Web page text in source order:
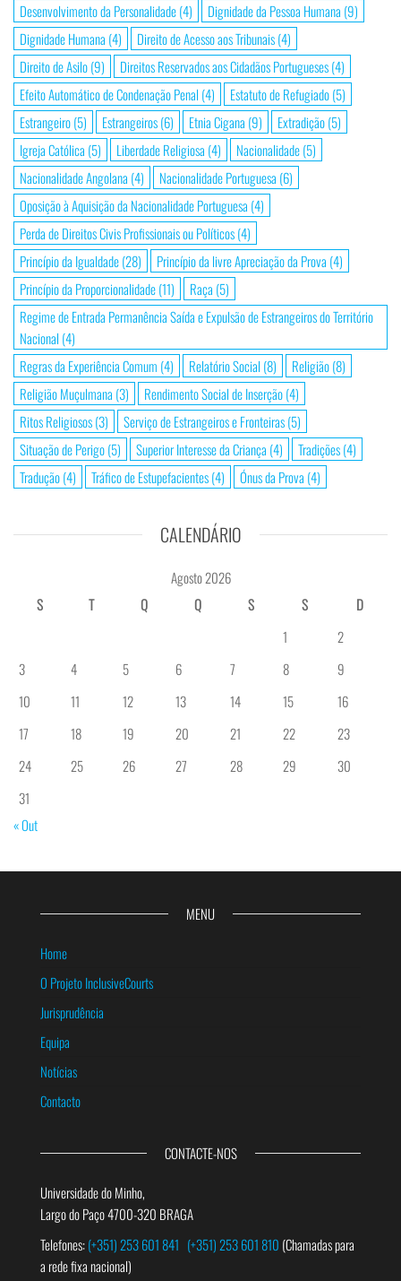
Desenvolvimento da Personalidade(4) Dignidade da Pessoa Humana (9)
Dignidade Humana (4) Direito de Acesso aos Tribunais(4)
Direito de Asilo(9) Direitos Reservados aos Cidadãos Portugueses(4)
Efeito Automático de Condenação Penal (4) Estatuto de Refugiado(5)
Estrangeiro(5) Estrangeiros(6) Etnia Cigana (9) Extradição(5)
Igreja Católica (5) Liberdade Religiosa (4) Nacionalidade(5)
Nacionalidade Angolana (4) Nacionalidade Portuguesa (6)
Oposição à Aquisição da Nacionalidade Portuguesa (4)
Perda de Direitos Civis Profissionais ou Políticos(4)
Princípio da Igualdade(28) Princípio da livre Apreciação da Prova (4)
Princípio da Proporcionalidade(11) Raça (5)
Regime de Entrada Permanência Saída e Expulsão de Estrangeiros do Território
Nacional (4)
Regras da Experiência Comum (4) Relatório Social (8) Religião(8)
Religião Muçulmana (3) Rendimento Social de Inserção(4)
Ritos Religiosos(3) Serviço de Estrangeiros e Fronteiras(5)
Situação de Perigo(5) Superior Interesse da Criança (4) Tradições(4)
Tradução(4) Tráfico de Estupefacientes(4) Ónus da Prova (4)
CALENDÁRIO
Agosto 2026
S
T Q Q S S
D
1
2
3
4 5 6 7 8
9
10
11 12 13 14 15
16
17
18 19 20 21 22
23
24
25 26 27 28 29
30
31
« Out
MENU
Home
O Projeto InclusiveCourts
Jurisprudência
Equipa
Notícias
Contacto
CONTACTE-NOS
Universidade do Minho,
Largo do Paço 4700-320 BRAGA
Telefones:(+351) 253 601 841 (+351) 253 601 810 (Chamadas para
a rede fixa nacional)